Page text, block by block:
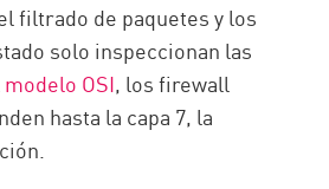
filtrado de paquetes y los
solo inspeccionan las
modelo OSI, los firewall
hasta la capa 7, la